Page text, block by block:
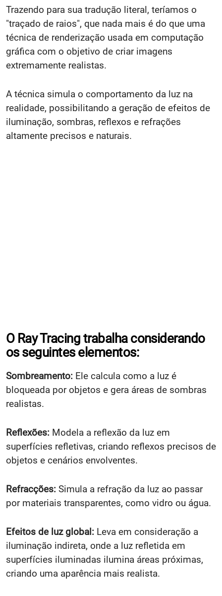
Trazendo para sua tradução literal, teríamos o
"traçado de raios", que nada mais é do que uma
técnica de renderização usada em computação
gráfica com o objetivo de criar imagens
extremamente realistas.
A técnica simula o comportamento da luz na
realidade, possibilitando a geração de efeitos de
iluminação, sombras, reflexos e refrações
altamente precisos e naturais.
O Ray Tracing trabalha considerando
os seguintes elementos:
Sombreamento: Ele calcula como a luz é
bloqueada por objetos e gera áreas de sombras
realistas.
Reflexões: Modela a reflexão da luz em
superfícies refletivas, criando reflexos precisos de
objetos e cenários envolventes.
Refracções: Simula a refração da luz ao passar
por materiais transparentes, como vidro ou água.
Efeitos de luz global: Leva em consideração a
iluminação indireta, onde a luz refletida em
superfícies iluminadas ilumina áreas próximas,
criando uma aparência mais realista.